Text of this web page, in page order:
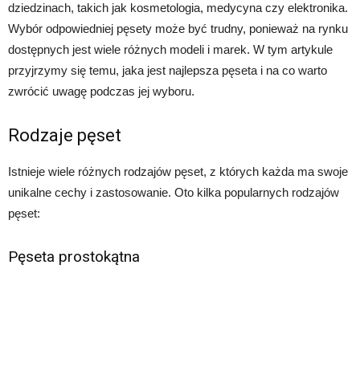
dziedzinach, takich jak kosmetologia, medycyna czy elektronika.
Wybór odpowiedniej pęsety może być trudny, ponieważ na rynku
dostępnych jest wiele różnych modeli i marek. W tym artykule
przyjrzymy się temu, jaka jest najlepsza pęseta i na co warto
zwrócić uwagę podczas jej wyboru.
Rodzaje pęset
Istnieje wiele różnych rodzajów pęset, z których każda ma swoje
unikalne cechy i zastosowanie. Oto kilka popularnych rodzajów
pęset:
Pęseta prostokątna